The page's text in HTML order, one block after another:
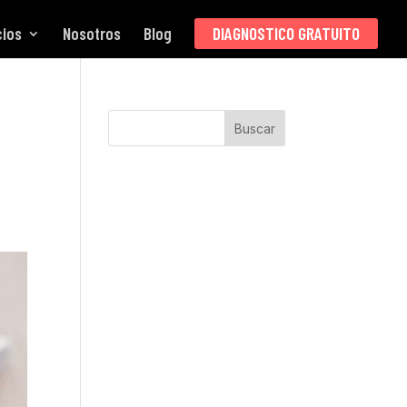
Nosotros Blog DIAGNOSTICO GRATUITO
Buscar